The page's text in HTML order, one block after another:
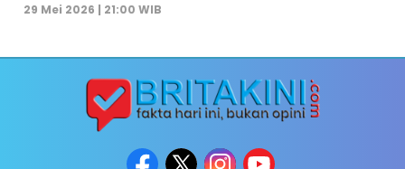
29 Mei 2026 | 21:00 WIB